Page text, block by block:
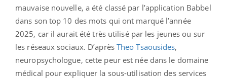
mauvaise nouvelle, a été classé par l’application Babbel
dans son top 10 des mots qui ont marqué l’année
2025, car il aurait été très utilisé par les jeunes ou sur
les réseaux sociaux. D’après Theo Tsaousides,
neuropsychologue, cette peur est née dans le domaine
médical pour expliquer la sous-utilisation des services